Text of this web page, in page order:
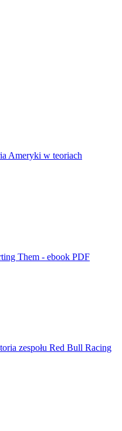
Ameryki w teoriach
Them - ebook PDF
zespołu Red Bull Racing